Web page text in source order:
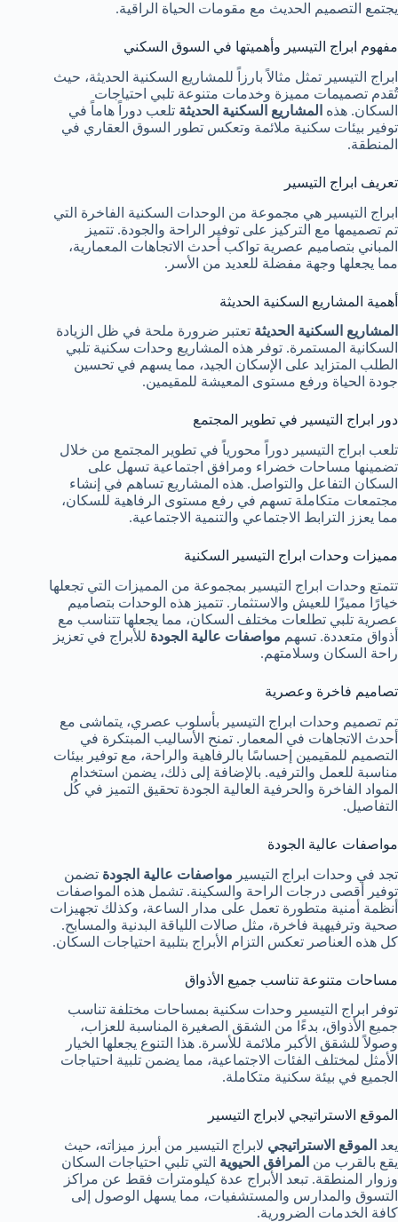
يجتمع التصميم الحديث مع مقومات الحياة الراقية.
مفهوم ابراج التيسير وأهميتها في السوق السكني
ابراج التيسير تمثل مثالاً بارزاً للمشاريع السكنية الحديثة، حيث
تُقدم تصميمات مميزة وخدمات متنوعة تلبي احتياجات
السكان. هذه المشاريع السكنية الحديثة تلعب دوراً هاماً في
توفير بيئات سكنية ملائمة وتعكس تطور السوق العقاري في
المنطقة.
تعريف ابراج التيسير
ابراج التيسير هي مجموعة من الوحدات السكنية الفاخرة التي
تم تصميمها مع التركيز على توفير الراحة والجودة. تتميز
المباني بتصاميم عصرية تواكب أحدث الاتجاهات المعمارية،
مما يجعلها وجهة مفضلة للعديد من الأسر.
أهمية المشاريع السكنية الحديثة
المشاريع السكنية الحديثة تعتبر ضرورة ملحة في ظل الزيادة
السكانية المستمرة. توفر هذه المشاريع وحدات سكنية تلبي
الطلب المتزايد على الإسكان الجيد، مما يسهم في تحسين
جودة الحياة ورفع مستوى المعيشة للمقيمين.
دور ابراج التيسير في تطوير المجتمع
تلعب ابراج التيسير دوراً محورياً في تطوير المجتمع من خلال
تضمينها مساحات خضراء ومرافق اجتماعية تسهل على
السكان التفاعل والتواصل. هذه المشاريع تساهم في إنشاء
مجتمعات متكاملة تسهم في رفع مستوى الرفاهية للسكان،
مما يعزز الترابط الاجتماعي والتنمية الاجتماعية.
مميزات وحدات ابراج التيسير السكنية
تتمتع وحدات ابراج التيسير بمجموعة من المميزات التي تجعلها
خيارًا مميزًا للعيش والاستثمار. تتميز هذه الوحدات بتصاميم
عصرية تلبي تطلعات مختلف السكان، مما يجعلها تتناسب مع
أذواق متعددة. تسهم مواصفات عالية الجودة للأبراج في تعزيز
راحة السكان وسلامتهم.
تصاميم فاخرة وعصرية
تم تصميم وحدات ابراج التيسير بأسلوب عصري، يتماشى مع
أحدث الاتجاهات في المعمار. تمنح الأساليب المبتكرة في
التصميم للمقيمين إحساسًا بالرفاهية والراحة، مع توفير بيئات
مناسبة للعمل والترفيه. بالإضافة إلى ذلك، يضمن استخدام
المواد الفاخرة والحرفية العالية الجودة تحقيق التميز في كُل
التفاصيل.
مواصفات عالية الجودة
تجد في وحدات ابراج التيسير مواصفات عالية الجودة تضمن
توفير أقصى درجات الراحة والسكينة. تشمل هذه المواصفات
أنظمة أمنية متطورة تعمل على مدار الساعة، وكذلك تجهيزات
صحية وترفيهية فاخرة، مثل صالات اللياقة البدنية والمسابح.
كل هذه العناصر تعكس التزام الأبراج بتلبية احتياجات السكان.
مساحات متنوعة تناسب جميع الأذواق
توفر ابراج التيسير وحدات سكنية بمساحات مختلفة تناسب
جميع الأذواق، بدءًا من الشقق الصغيرة المناسبة للعزاب،
وصولاً للشقق الأكبر ملائمة للأسرة. هذا التنوع يجعلها الخيار
الأمثل لمختلف الفئات الاجتماعية، مما يضمن تلبية احتياجات
الجميع في بيئة سكنية متكاملة.
الموقع الاستراتيجي لابراج التيسير
يعد الموقع الاستراتيجي لابراج التيسير من أبرز ميزاته، حيث
يقع بالقرب من المرافق الحيوية التي تلبي احتياجات السكان
وزوار المنطقة. تبعد الأبراج عدة كيلومترات فقط عن مراكز
التسوق والمدارس والمستشفيات، مما يسهل الوصول إلى
كافة الخدمات الضرورية.